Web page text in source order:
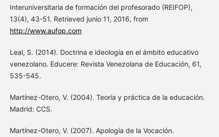
Interuniversitaria de formación del profesorado (REIFOP),
13(4), 43-51. Retrieved junio 11, 2016, from
http://www.aufop.com
Leal, S. (2014). Doctrina e ideología en el ámbito educativo
venezolano. Educere: Revista Venezolana de Educación, 61,
535-545.
Martínez-Otero, V. (2004). Teoría y práctica de la educación.
Madrid: CCS.
Martínez-Otero, V. (2007). Apología de la Vocación.